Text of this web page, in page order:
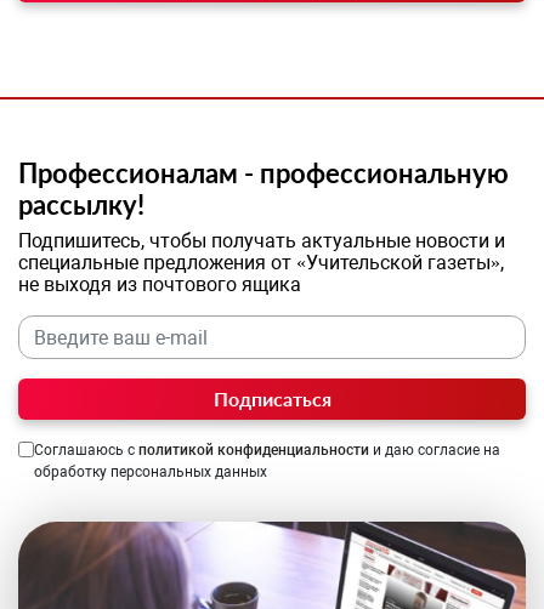
Профессионалам - профессиональную
рассылку!
Подпишитесь, чтобы получать актуальные новости и
специальные предложения от «Учительской газеты»,
не выходя из почтового ящика
Подписаться
Соглашаюсь с политикой конфиденциальности и даю согласие на
обработку персональных данных